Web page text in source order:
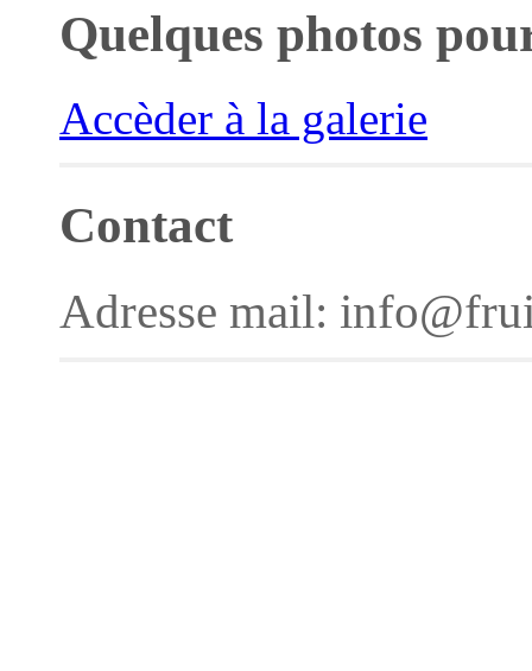
Quelques photos
Accèder à la galerie
Contact
Adresse mail: